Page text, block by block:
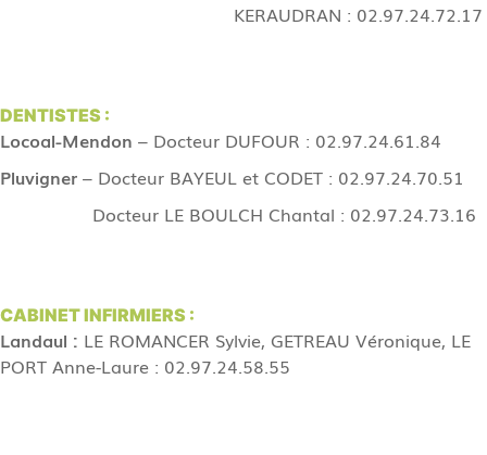
KERAUDRAN : 02.97.24.72.17
DENTISTES :
Locoal-Mendon – Docteur DUFOUR : 02.97.24.61.84
Pluvigner – Docteur BAYEUL et CODET : 02.97.24.70.51
Docteur LE BOULCH Chantal : 02.97.24.73.16
CABINET INFIRMIERS :
Landaul : LE ROMANCER Sylvie, GETREAU Véronique, LE
PORT Anne-Laure : 02.97.24.58.55